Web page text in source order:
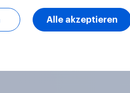
Alle akzeptieren